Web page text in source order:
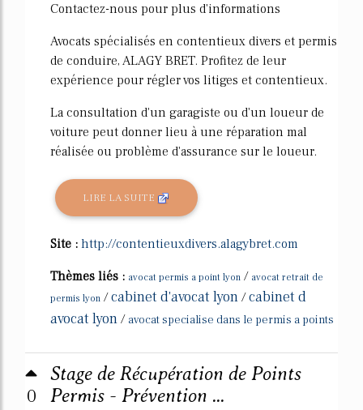
Contactez-nous pour plus d'informations
Avocats spécialisés en contentieux divers et permis
de conduire, ALAGY BRET. Profitez de leur
expérience pour régler vos litiges et contentieux.
La consultation d'un garagiste ou d'un loueur de
voiture peut donner lieu à une réparation mal
réalisée ou problème d'assurance sur le loueur.
LIRE LA SUITE
Site : http://contentieuxdivers.alagybret.com
Thèmes liés : avocat permis a point lyon / avocat retrait de
permis lyon /cabinet d'avocat lyon /cabinet d
avocat lyon / avocat specialise dans le permis a points
0
Stage de Récupération de Points
Permis - Prévention ...